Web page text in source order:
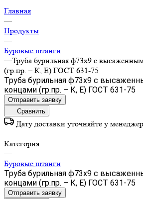
Главная
—
Продукты
—
Буровые штанги
—Труба бурильная ф73х9 с
(гр.пр. – К, Е) ГОСТ 631-75
Труба бурильная ф73х9 с
концами (гр.пр. – К, Е) ГОСТ 631-75
Отправить заявку
Сравнить
Дату доставки уточняйте у
Категория
—
Буровые штанги
Труба бурильная ф73х9 с
концами (гр.пр. – К, Е) ГОСТ 631-75
Отправить заявку